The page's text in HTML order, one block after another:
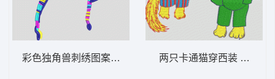
彩色独角兽刺绣图案 卡通斑马 两只卡通猫穿西装 卡通猫